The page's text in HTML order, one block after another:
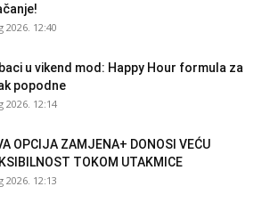
2026. 12:40
u vikend mod: Happy Hour formula za
popodne
2026. 12:14
OPCIJA ZAMJENA+ DONOSI VEĆU
TOKOM UTAKMICE
2026. 12:13